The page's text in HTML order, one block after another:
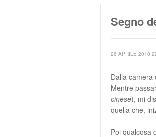
Segno
26 APRILE 2010
Dalla camera
Mentre
cinese), mi
quella che,
Poi qualcosa